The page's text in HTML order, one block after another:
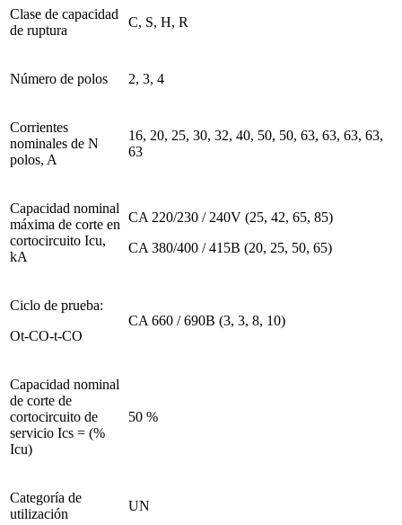
Clase de capacidad
de ruptura
C, S, H, R
Número de polos 2, 3, 4
Corrientes
nominales de N
polos, A
16, 20, 25, 30, 32, 40, 50, 50, 63, 63, 63, 63,
63
Capacidad nominal
máxima de corte en
cortocircuito Icu,
kA
CA 220/230 / 240V (25, 42, 65, 85)
CA 380/400 / 415B (20, 25, 50, 65)
Ciclo de prueba:
Ot-CO-t-CO
CA 660 / 690B (3, 3, 8, 10)
Capacidad nominal
de corte de
cortocircuito de
servicio Ics = (%
Icu)
50 %
Categoría de
utilización
UN